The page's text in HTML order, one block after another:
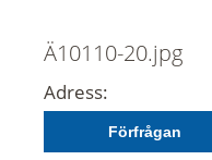
Ä10110-20.jpg
Adress:
Förfrågan